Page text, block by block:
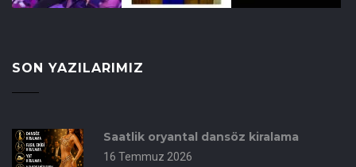
SON YAZILARIMIZ
Saatlik oryantal dansöz kiralama
16 Temmuz 2026